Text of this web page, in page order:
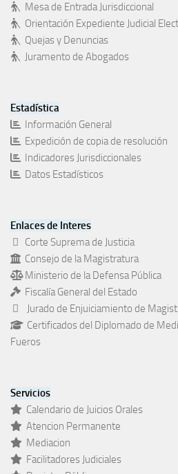
Mesa de Entrada Jurisdiccional
Orientación Expediente Judicial
Quejas y Denuncias
Juramento de Abogados
Estadística
Información General
Expedición de copia de resolución
Indicadores Jurisdiccionales
Datos Estadísticos
Enlaces de Interes
Corte Suprema de Justicia
Consejo de la Magistratura
Ministerio de la Defensa Pública
Fiscalía General del Estado
Jurado de Enjuiciamiento de
Certificados del Diplomado de
Fueros
Servicios
Calendario de Juicios Orales
Atencion Permanente
Mediacion
Facilitadores Judiciales